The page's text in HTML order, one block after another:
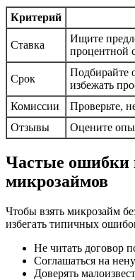
Критерий
Ставка
Ищите
процентной
Срок
Подбирайте
избежать
Комиссии
Проверьте,
Отзывы
Оцените
Частые ошибки
микрозаймов
Чтобы взять микрозайм
избегать типичных
Не читать договор
Соглашаться на
Доверять